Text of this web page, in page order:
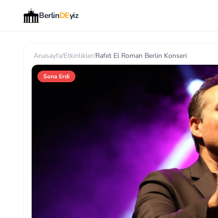
BerlinDEyiz
Anasayfa/Etkinlikler/Rafet El Roman Berlin Konseri
Sona Erdi